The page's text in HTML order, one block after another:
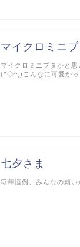
マイクロミニ
マイクロミニブタかと
(^◇^;)こんなに可愛か
七夕さま
毎年恒例、みんなの願い